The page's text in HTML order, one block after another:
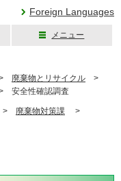
Foreign Languages
メニュー
廃棄物とリサイクル >
安全性確認調査
廃棄物対策課 >